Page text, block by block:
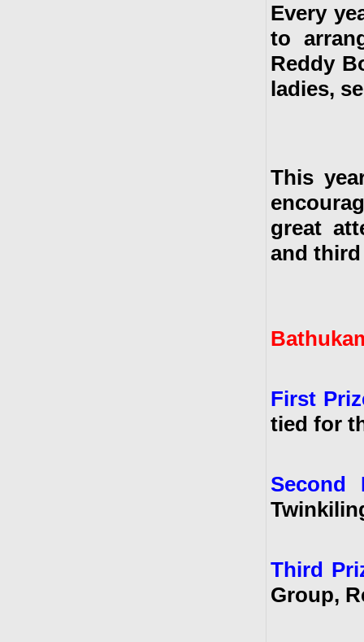
Every
to
Reddy
ladies,
This
great
and
First
tied for
Second
Third
Group,